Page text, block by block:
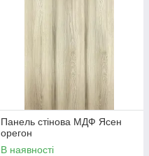
Панель стінова МДФ Ясен
орегон
В наявності